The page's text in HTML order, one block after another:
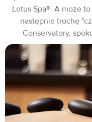
Lotus Spa®. A może
następnie trochę
Conservatory,